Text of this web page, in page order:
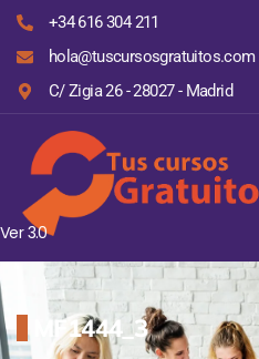
+34 616 304 211
hola@tuscursosgratuitos.com
C/ Zigia 26 - 28027 - Madrid
Ver 3.0
MF1444_3